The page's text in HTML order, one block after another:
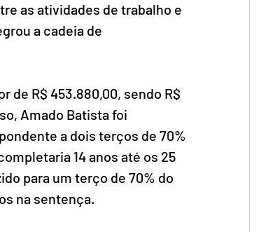
as atividades de trabalho e
a cadeia de
de R$ 453.880,00, sendo R$
Amado Batista foi
a dois terços de 70%
14 anos até os 25
para um terço de 70% do
na sentença.